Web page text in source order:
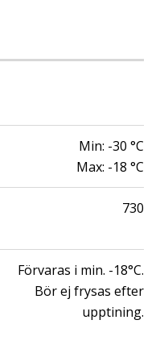
Min: -30 °C
Max: -18 °C
730
Förvaras i min. -18°C.
Bör ej frysas efter
upptining.